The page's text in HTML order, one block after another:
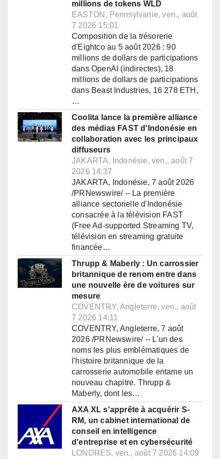
millions de tokens WLD
EASTON, Pennsylvanie, ven., août
7 2026 15:01
Composition de la trésorerie
d'Eightco au 5 août 2026 : 90
millions de dollars de participations
dans OpenAI (indirectes), 18
millions de dollars de participations
dans Beast Industries, 16 278 ETH,
…
Coolita lance la première alliance
des médias FAST d'Indonésie en
collaboration avec les principaux
diffuseurs
JAKARTA, Indonésie, ven., août 7
2026 14:37
JAKARTA, Indonésie, 7 août 2026
/PRNewswire/ -- La première
alliance sectorielle d'Indonésie
consacrée à la télévision FAST
(Free Ad-supported Streaming TV,
télévision en streaming gratuite
financée…
Thrupp & Maberly : Un carrossier
britannique de renom entre dans
une nouvelle ère de voitures sur
mesure
COVENTRY, Angleterre, ven., août
7 2026 14:11
COVENTRY, Angleterre, 7 août
2026 /PRNewswire/ -- L'un des
noms les plus emblématiques de
l'histoire britannique de la
carrosserie automobile entame un
nouveau chapitre. Thrupp &
Maberly, dont les…
AXA XL s'apprête à acquérir S-
RM, un cabinet international de
conseil en intelligence
d'entreprise et en cybersécurité
LONDRES, ven., août 7 2026 14:09